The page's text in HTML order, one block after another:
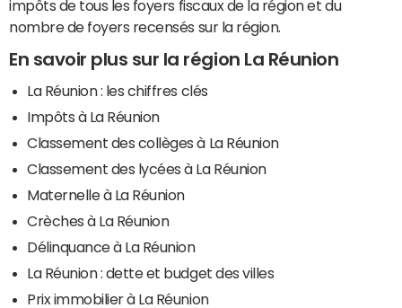
impôts de tous les foyers fiscaux de la région et du
nombre de foyers recensés sur la région.
En savoir plus sur la région La Réunion
La Réunion : les chiffres clés
Impôts à La Réunion
Classement des collèges à La Réunion
Classement des lycées à La Réunion
Maternelle à La Réunion
Crèches à La Réunion
Délinquance à La Réunion
La Réunion : dette et budget des villes
Prix immobilier à La Réunion